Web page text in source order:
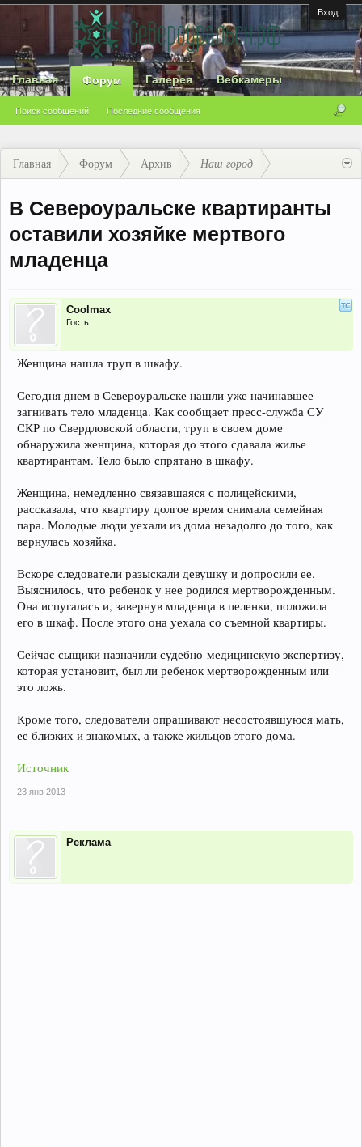
Вход
Главная Форум
Поиск сообщений Последние сообщения
Галерея Вебкамеры
Главная Форум Архив Наш город
В Североуральске квартиранты
оставили хозяйке мертвого
младенца
Coolmax
Гость
Женщина нашла труп в шкафу.
Сегодня днем в Североуральске нашли уже начинавшее
загнивать тело младенца. Как сообщает пресс-служба СУ
СКР по Свердловской области, труп в своем доме
обнаружила женщина, которая до этого сдавала жилье
квартирантам. Тело было спрятано в шкафу.
Женщина, немедленно связавшаяся с полицейскими,
рассказала, что квартиру долгое время снимала семейная
пара. Молодые люди уехали из дома незадолго до того, как
вернулась хозяйка.
Вскоре следователи разыскали девушку и допросили ее.
Выяснилось, что ребенок у нее родился мертворожденным.
Она испугалась и, завернув младенца в пеленки, положила
его в шкаф. После этого она уехала со съемной квартиры.
Сейчас сыщики назначили судебно-медицинскую экспертизу,
которая установит, был ли ребенок мертворожденным или
это ложь.
Кроме того, следователи опрашивают несостоявшуюся мать,
ее близких и знакомых, а также жильцов этого дома.
Источник
23 янв 2013
Реклама